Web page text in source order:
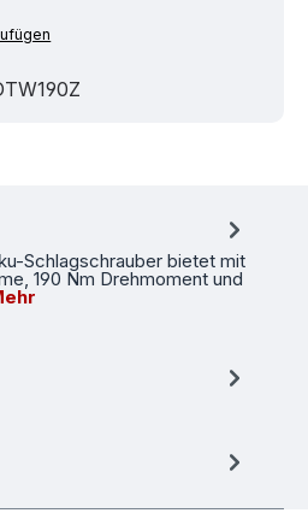
Schlagschrauber bietet mit
190 Nm Drehmoment und